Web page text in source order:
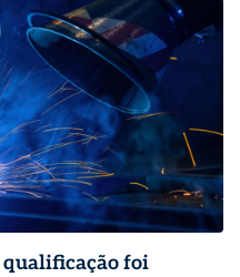
qualificação foi